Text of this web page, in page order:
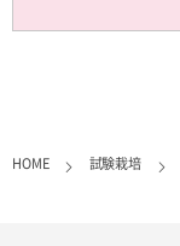
HOME 試験栽培